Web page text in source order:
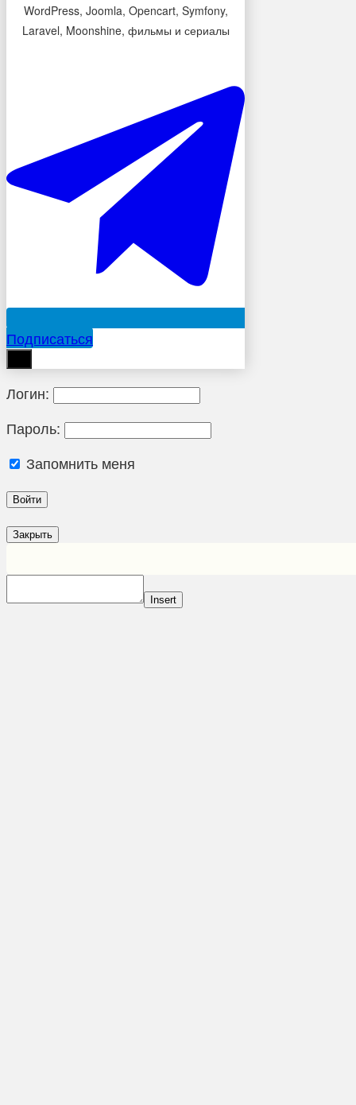
WordPress, Joomla, Opencart, Symfony,
Laravel, Moonshine, фильмы и сериалы
Подписаться
Логин:
Пароль:
Запомнить меня
Закрыть
Insert